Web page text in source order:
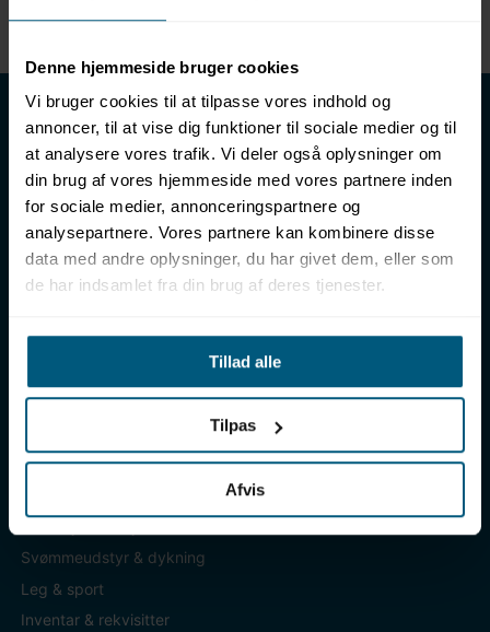
Denne hjemmeside bruger cookies
Vi bruger cookies til at tilpasse vores indhold og
annoncer, til at vise dig funktioner til sociale medier og til
at analysere vores trafik. Vi deler også oplysninger om
din brug af vores hjemmeside med vores partnere inden
for sociale medier, annonceringspartnere og
analysepartnere. Vores partnere kan kombinere disse
data med andre oplysninger, du har givet dem, eller som
de har indsamlet fra din brug af deres tjenester.
Tillad alle
Tilpas
Afvis
Enhed
LML SPORT - Alt til vand
LML SPORT er en engrosforhandler af alt til vand. Vores
sortiment omfatter f.eks. badetøj, svømmeudstyr, udstyr til
vandleg og vandsport, vandbehandling og teknik samt inventar
til vådrum, sauna & spa. Vores kunder er bl.a. svømmehaller,
badelande, friluftsbade, campingpladser, feriecentre,
idrætshaller og skoler. Vælg os som din leverandør, fordi vi har
over 50 års erfaring i branchen og tilbyder den højeste
info@lml-sport.dk
Svømmeudstyr & dykning
Leg & sport
Inventar & rekvisitter